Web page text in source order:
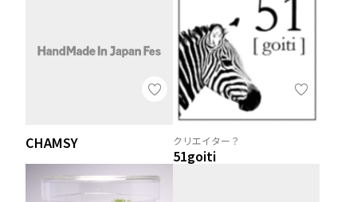
CHAMSY クリエイター？
51goiti